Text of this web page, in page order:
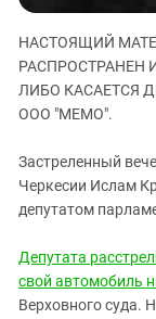
Российская
Ростовская
Северная Осетия -
СКФО
Ставропольский
Чечня
Южная Осетия
Южный Кавказ
ЮФО
НАСТОЯЩИЙ
РАСПРОСТРАНЕН
ЛИБО КАСАЕТСЯ
ООО "МЕМО".
Застреленный
Черкесии Ислам
депутатом
Депутата
свой автомобиль
Верховного суда.